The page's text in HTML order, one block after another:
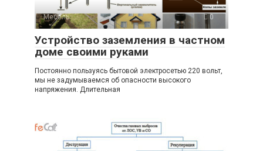
Мебель 0
Устройство заземления в частном
доме своими руками
Постоянно пользуясь бытовой электросетью 220 вольт,
мы не задумываемся об опасности высокого
напряжения. Длительная